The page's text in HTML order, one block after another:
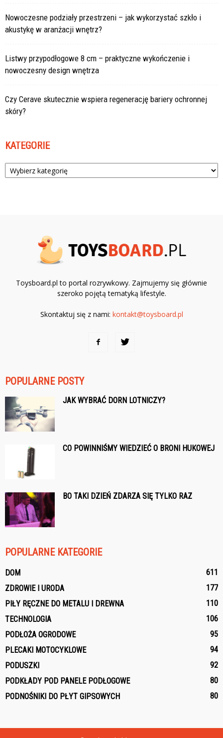
Nowoczesne podziały przestrzeni – jak wykorzystać szkło i
akustykę w aranżacji wnętrz?
Listwy przypodłogowe 8 cm – praktyczne wykończenie i
nowoczesny design wnętrza
Czy Cerave skutecznie wspiera regenerację bariery ochronnej
skóry?
KATEGORIE
Kategorie
Toysboard.pl to portal rozrywkowy. Zajmujemy się głównie
szeroko pojętą tematyką lifestyle.
Skontaktuj się z nami: kontakt@toysboard.pl
POPULARNE POSTY
JAK WYBRAĆ DORN LOTNICZY?
CO POWINNIŚMY WIEDZIEĆ O BRONI HUKOWEJ
BO TAKI DZIEŃ ZDARZA SIĘ TYLKO RAZ
POPULARNE KATEGORIE
DOM
611
ZDROWIE I URODA
177
PIŁY RĘCZNE DO METALU I DREWNA
110
TECHNOLOGIA
106
PODŁOŻA OGRODOWE
95
PLECAKI MOTOCYKLOWE
94
PODUSZKI
92
PODKŁADY POD PANELE PODŁOGOWE
80
PODNOŚNIKI DO PŁYT GIPSOWYCH
80